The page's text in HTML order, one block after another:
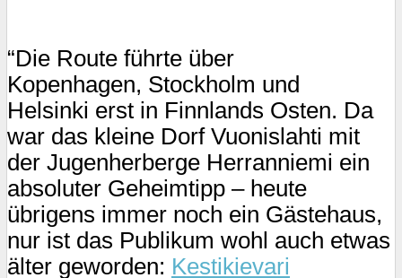
“Die Route führte über
Kopenhagen, Stockholm und
Helsinki erst in Finnlands Osten. Da
war das kleine Dorf Vuonislahti mit
der Jugenherberge Herranniemi ein
absoluter Geheimtipp – heute
übrigens immer noch ein Gästehaus,
nur ist das Publikum wohl auch etwas
älter geworden: Kestikievari